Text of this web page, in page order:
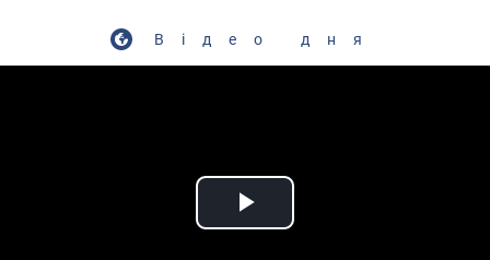
Відео дня
Play Video